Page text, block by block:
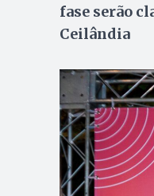
fase serão
Ceilândia